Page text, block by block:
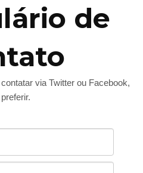
de
via Twitter ou Facebook,